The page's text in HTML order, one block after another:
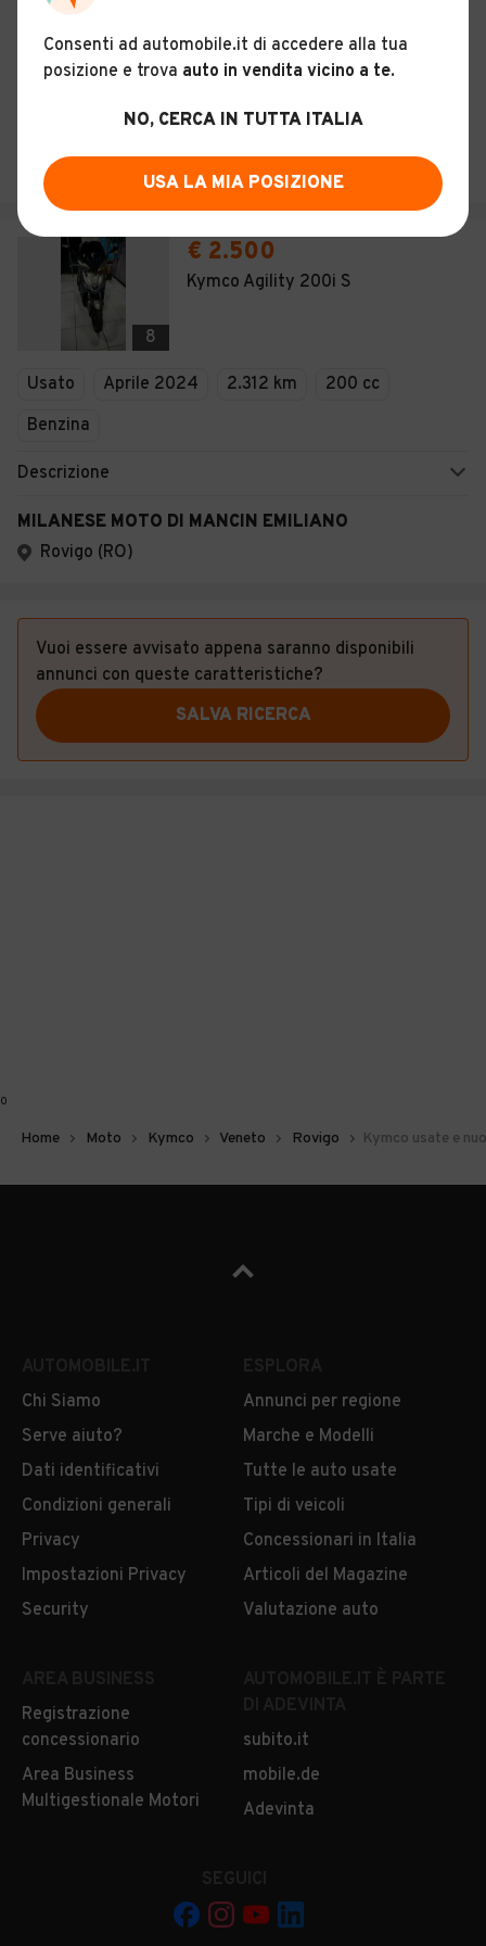
Nuovo 2026 0 km 125 cc Benzina
Rovigo (RO)
8
€ 2.500
Kymco Agility 200i S
Usato Aprile 2024 2.312 km
200 cc
Benzina
Descrizione
MILANESE MOTO DI MANCIN EMILIANO
Rovigo (RO)
Vuoi essere avvisato appena saranno disponibili
annunci con queste caratteristiche?
SALVA RICERCA
0
Home Moto Kymco Veneto Rovigo Kymco usate e
Chi Siamo
Serve aiuto?
Dati identificativi
Condizioni generali
Privacy
Impostazioni Privacy
Security
Annunci per regione
Marche e Modelli
Tutte le auto usate
Tipi di veicoli
Concessionari in Italia
Articoli del Magazine
Valutazione auto
Registrazione
concessionario
Area Business
Multigestionale Motori
subito.it
mobile.de
Adevinta
Consenti ad automobile.it di accedere alla tua
posizione e trova auto in vendita vicino a te.
NO, CERCA IN TUTTA ITALIA
USA LA MIA POSIZIONE